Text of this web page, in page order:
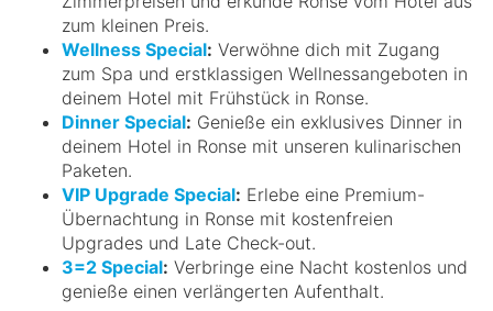
zum kleinen Preis.
Wellness Special: Verwöhne dich mit Zugang
zum Spa und erstklassigen Wellnessangeboten in
deinem Hotel mit Frühstück in Ronse.
Dinner Special: Genieße ein exklusives Dinner in
deinem Hotel in Ronse mit unseren kulinarischen
Paketen.
VIP Upgrade Special: Erlebe eine Premium-
Übernachtung in Ronse mit kostenfreien
Upgrades und Late Check-out.
3=2 Special: Verbringe eine Nacht kostenlos und
genieße einen verlängerten Aufenthalt.